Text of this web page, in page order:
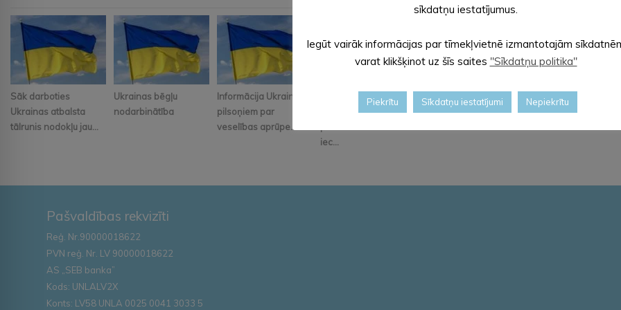
Sāk darboties
Ukrainas atbalsta
tālrunis nodokļu jau...
Ukrainas bēgļu
nodarbinātība
Informācija Ukrainas
pilsoņiem par
veselības aprūpe...
BIEŽĀK UZDOTIE
JAUTĀJUMI par
iec...
Valsts vienotais
informatīvais tālrunis
Pašvaldības rekvizīti
Reģ. Nr.90000018622
PVN reģ. Nr. LV 90000018622
AS „SEB banka”
Kods: UNLALV2X
Konts: LV58 UNLA 0025 0041 3033 5
sīkdatņu iestatījumus.
Iegūt vairāk informācijas par tīmekļvietnē izmantotajām
varat klikšķinot uz šīs saites "Sīkdatņu politika"
Piekrītu Sīkdatņu iestatījumi Nepiekrītu